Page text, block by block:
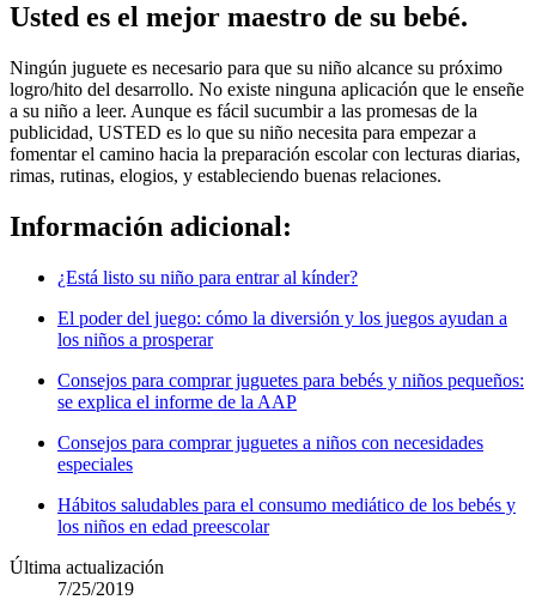
Usted es el mejor maestro de su bebé.
Ningún juguete es necesario para que su niño alcance su próximo
logro/hito del desarrollo. No existe ninguna aplicación que le enseñe
a su niño a leer. Aunque es fácil sucumbir a las promesas de la
publicidad, USTED es lo que su niño necesita para empezar a
fomentar el camino hacia la preparación escolar con lecturas diarias,
rimas, rutinas, elogios, y estableciendo buenas relaciones.
Información adicional:
¿Está listo su niño para entrar al kínder?
El poder del juego: cómo la diversión y los juegos ayudan a
los niños a prosperar
Consejos para comprar juguetes para bebés y niños pequeños:
se explica el informe de la AAP
Consejos para comprar juguetes a niños con necesidades
especiales
Hábitos saludables para el consumo mediático de los bebés y
los niños en edad preescolar
Última actualización
7/25/2019